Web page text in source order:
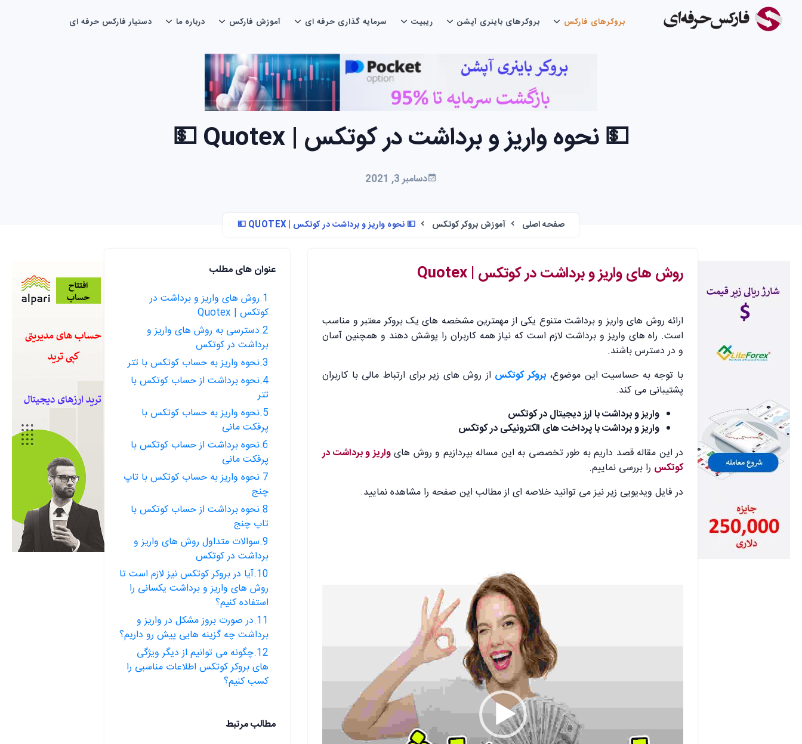
بروکرهای فارکس بروکرهای باینری آپشن ریبیت سرمایه گذاری حرفه ای آموزش فارکس درباره ما دستیار فارکس حرفه ای
💵 نحوه واریز و برداشت در کوتکس | Quotex 💵
دسامبر 3, 2021
صفحه اصلی آموزش بروکر کوتکس 💵 نحوه واریز و برداشت در کوتکس | QUOTEX 💵
روش های واریز و برداشت در کوتکس | Quotex
ارائه روش های واریز و برداشت متنوع یکی از مهمترین مشخصه های یک بروکر معتبر و مناسب
است. راه های واریز و برداشت لازم است که نیاز همه کاربران را پوشش دهند و همچنین آسان
و در دسترس باشند.
با توجه به حساسیت این موضوع،‌بروکر کوتکس از روش های زیر برای ارتباط مالی با کاربران
پشتیبانی می کند.
واریز و برداشت با ارز دیجیتال در کوتکس
واریز و برداشت با پرداخت های الکترونیکی در کوتکس
در این مقاله قصد داریم به طور تخصصی به این مساله بپردازیم و روش هایواریز و برداشت در
کوتکس را بررسی نماییم.
در فایل ویدیویی زیر نیز می توانید خلاصه ای از مطالب این صفحه را مشاهده نمایید.
عنوان های مطلب
1.روش های واریز و برداشت در
کوتکس | Quotex
2.دسترسی به روش های واریز و
برداشت در کوتکس
3.نحوه واریز به حساب کوتکس با تتر
4.نحوه برداشت از حساب کوتکس با
تتر
5.نحوه واریز به حساب کوتکس با
پرفکت مانی
6.نحوه برداشت از حساب کوتکس با
پرفکت مانی
7.نحوه واریز به حساب کوتکس با تاپ
چنج
8.نحوه برداشت از حساب کوتکس با
تاپ چنج
9.سوالات متداول روش های واریز و
برداشت در کوتکس
10.آیا در بروکر کوتکس نیز لازم است تا
روش های واریز و برداشت یکسانی را
استفاده کنیم؟
11.در صورت بروز مشکل در واریز و
برداشت چه گزینه هایی پیش رو داریم؟
12.چگونه می توانیم از دیگر ویژگی
های بروکر کوتکس اطلاعات مناسبی را
کسب کنیم؟
مطالب مرتبط